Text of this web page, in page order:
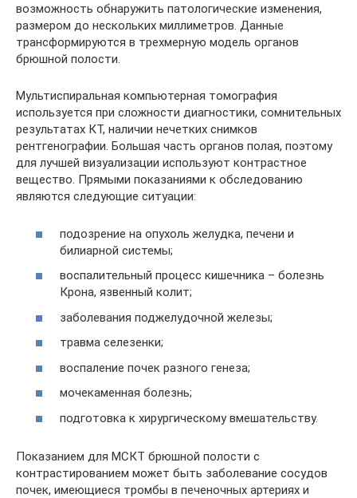
возможность обнаружить патологические изменения,
размером до нескольких миллиметров. Данные
трансформируются в трехмерную модель органов
брюшной полости.
Мультиспиральная компьютерная томография
используется при сложности диагностики, сомнительных
результатах КТ, наличии нечетких снимков
рентгенографии. Большая часть органов полая, поэтому
для лучшей визуализации используют контрастное
вещество. Прямыми показаниями к обследованию
являются следующие ситуации:
подозрение на опухоль желудка, печени и
билиарной системы;
воспалительный процесс кишечника – болезнь
Крона, язвенный колит;
заболевания поджелудочной железы;
травма селезенки;
воспаление почек разного генеза;
мочекаменная болезнь;
подготовка к хирургическому вмешательству.
Показанием для МСКТ брюшной полости с
контрастированием может быть заболевание сосудов
почек, имеющиеся тромбы в печеночных артериях и